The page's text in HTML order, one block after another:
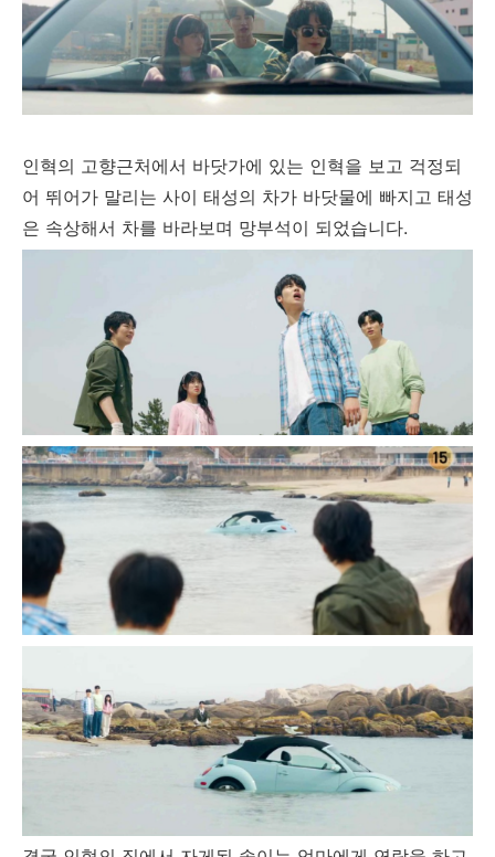
인혁의 고향근처에서 바닷가에 있는 인혁을 보고 걱정되
어 뛰어가 말리는 사이 태성의 차가 바닷물에 빠지고 태성
은 속상해서 차를 바라보며 망부석이 되었습니다.